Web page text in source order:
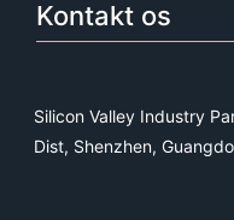
Kontakt os
Silicon Valley Industry
Dist, Shenzhen,